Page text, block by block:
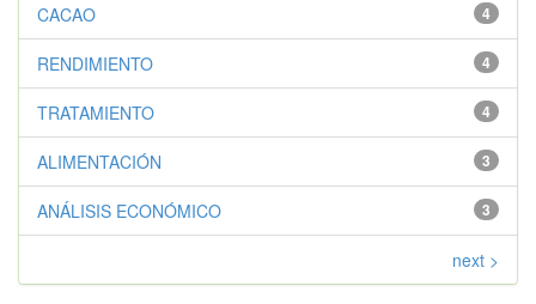
4
CACAO
4
RENDIMIENTO
4
TRATAMIENTO
3
ALIMENTACIÓN
3
ANÁLISIS ECONÓMICO
next >